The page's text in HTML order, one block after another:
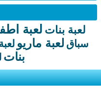
لعبة بنات لعبة
سباق لعبة ماريو
بنات